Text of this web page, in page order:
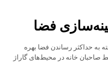
فضا
به حداکثر رساندن فضا بهره
صاحبان خانه در محیط‌های گاراژ